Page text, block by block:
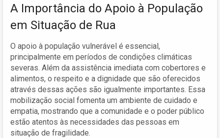
A Importância do Apoio à População
em Situação de Rua
O apoio à população vulnerável é essencial,
principalmente em períodos de condições climáticas
severas. Além da assistência imediata com cobertores e
alimentos, o respeito e a dignidade que são oferecidos
através dessas ações são igualmente importantes. Essa
mobilização social fomenta um ambiente de cuidado e
empatia, mostrando que a comunidade e o poder público
estão atentos às necessidades das pessoas em
situação de fragilidade.